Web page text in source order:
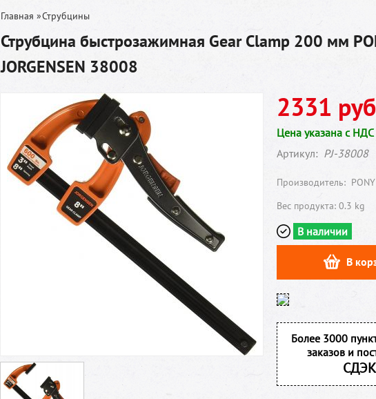
Главная »Струбцины
Струбцина быстрозажимная Gear Clamp 200 мм
JORGENSEN 38008
2331
Цена указана с НДС
Артикул: PJ-38008
Производитель:
Вес продукта: 0.3 kg
В наличии
В
Более 3000
заказов и
СДЭК